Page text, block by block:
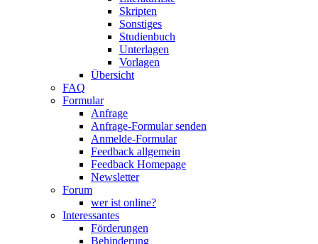
Skripten
Sonstiges
Studienbuch
Unterlagen
Vorlagen
Übersicht
FAQ
Formular
Anfrage
Anfrage-Formular senden
Anmelde-Formular
Feedback allgemein
Feedback Homepage
Newsletter
Forum
wer ist online?
Interessantes
Förderungen
Behinderung